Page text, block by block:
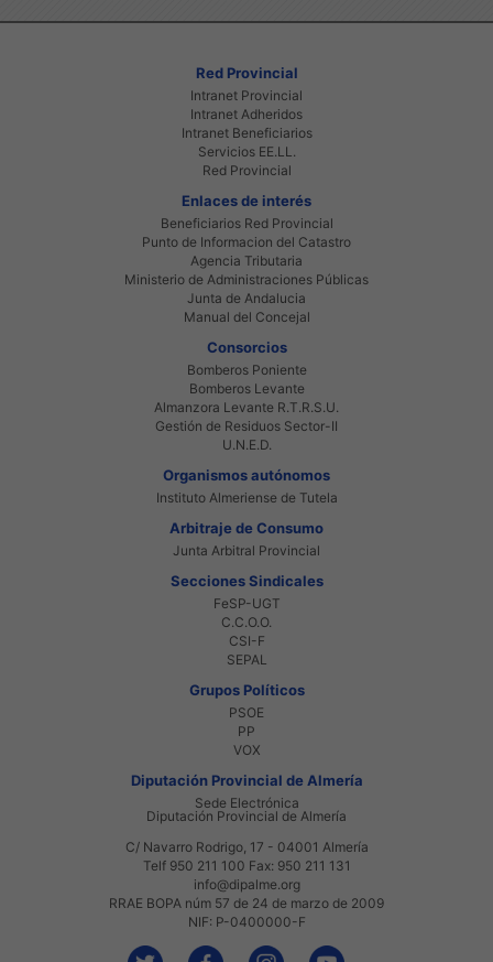
Red Provincial
Intranet Provincial
Intranet Adheridos
Intranet Beneficiarios
Servicios EE.LL.
Red Provincial
Enlaces de interés
Beneficiarios Red Provincial
Punto de Informacion del Catastro
Agencia Tributaria
Ministerio de Administraciones Públicas
Junta de Andalucia
Manual del Concejal
Consorcios
Bomberos Poniente
Bomberos Levante
Almanzora Levante R.T.R.S.U.
Gestión de Residuos Sector-II
U.N.E.D.
Organismos autónomos
Instituto Almeriense de Tutela
Arbitraje de Consumo
Junta Arbitral Provincial
Secciones Sindicales
FeSP-UGT
C.C.O.O.
CSI-F
SEPAL
Grupos Políticos
PSOE
PP
VOX
Diputación Provincial de Almería
Sede Electrónica
Diputación Provincial de Almería
C/ Navarro Rodrigo, 17 - 04001 Almería
Telf 950 211 100 Fax: 950 211 131
info@dipalme.org
RRAE BOPA núm 57 de 24 de marzo de 2009
NIF: P-0400000-F